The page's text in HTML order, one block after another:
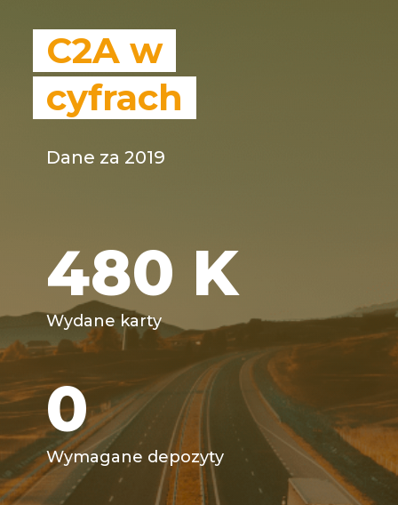
C2A w
cyfrach
Dane za 2019
480 K
Wydane karty
0
Wymagane depozyty